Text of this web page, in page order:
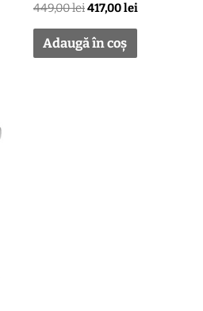
449,00lei417,00lei
Adaugă în coș